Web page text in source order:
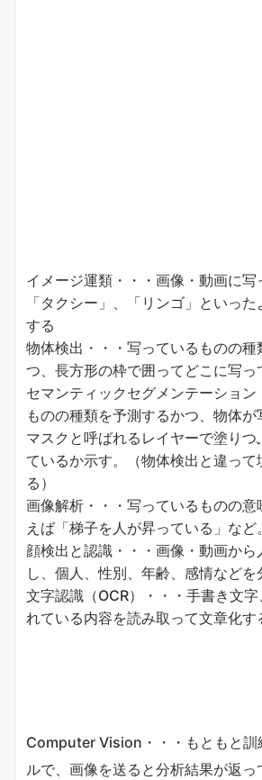
イメージ運類・・・画像・動画に写
「タクシー」、「リンゴ」といっ
する
物体検出・・・写っているものの種
つ、長方形の枠で囲ってどこに写っ
セマンティックセグメンテーション
ものの種類を予測するかつ、物体
マスクと呼ばれるレイヤーで塗りつ
ているか示す。（物体検出と違っ
る）
画像解析・・・写っているものの意
えば「梯子を人が昇っている」など。
顔検出と認識・・・画像・動画から
し、個人、性別、年齢、感情などを
文字認識（OCR）・・・手書き文
れている内容を読み取って文章化す
Computer Vision・・・もともと訓
ルで、画像を送ると分析結果が返っ